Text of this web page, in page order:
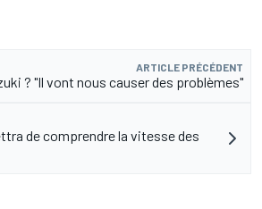
ARTICLE PRÉCÉDENT
? "Il vont nous causer des problèmes"
de comprendre la vitesse des